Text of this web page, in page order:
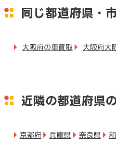
同じ都道府県・
大阪府の車買取 大阪府大
近隣の都道府県
京都府 兵庫県 奈良県